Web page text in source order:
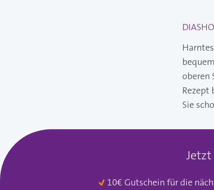
oberen
Rezept
Sie
10€ Gutschein für die